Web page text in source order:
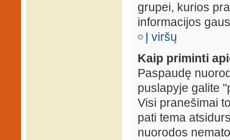
grupei, kurios
informacijos
Į viršų
Kaip priminti
Paspaudę
puslapyje galite
Visi pranešimai
pati tema
nuorodos